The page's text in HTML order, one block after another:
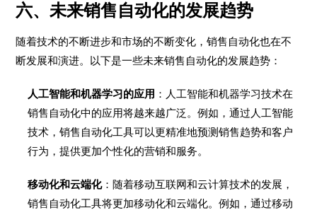
六、未来销售自动化的发展趋势
随着技术的不断进步和市场的不断变化，销售自动化也在不
断发展和演进。以下是一些未来销售自动化的发展趋势：
人工智能和机器学习的应用 ：人工智能和机器学习技术在
销售自动化中的应用将越来越广泛。例如，通过人工智能
技术，销售自动化工具可以更精准地预测销售趋势和客户
行为，提供更加个性化的营销和服务。
移动化和云端化：随着移动互联网和云计算技术的发展，
销售自动化工具将更加移动化和云端化。例如，通过移动